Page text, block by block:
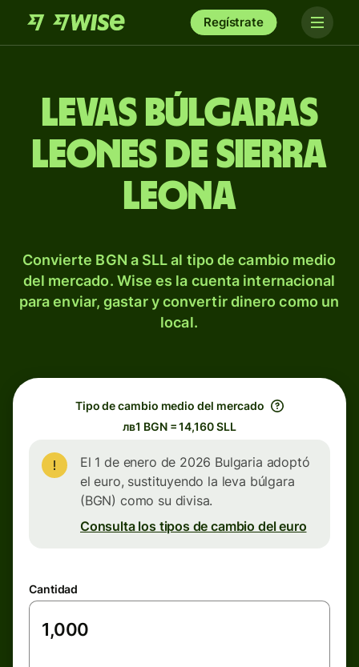
Regístrate
Levas búlgaras
leones de Sierra
Leona
Convierte BGN a SLL al tipo de cambio medio
del mercado. Wise es la cuenta internacional
para enviar, gastar y convertir dinero como un
local.
Tipo de cambio medio del mercado
лв1 BGN = 14,160 SLL
El 1 de enero de 2026 Bulgaria adoptó
el euro, sustituyendo la leva búlgara
(BGN) como su divisa.
Consulta los tipos de cambio del euro
Cantidad